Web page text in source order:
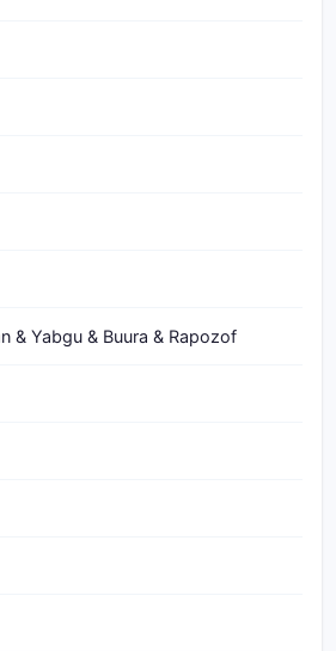
& Yabgu & Buura & Rapozof